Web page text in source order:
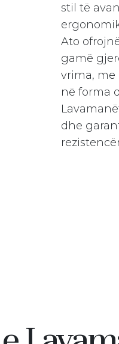
stil të
Ato
gamë
vrima, me
në forma
dhe